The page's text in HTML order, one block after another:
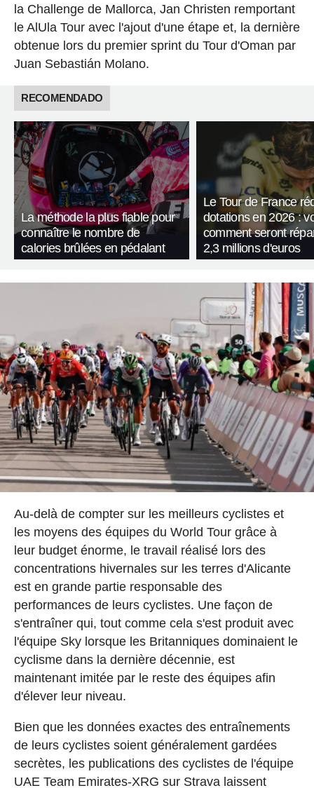
la Challenge de Mallorca, Jan Christen remportant
le AlUla Tour avec l'ajout d'une étape et, la dernière
obtenue lors du premier sprint du Tour d'Oman par
Juan Sebastián Molano.
RECOMENDADO
La méthode la plus fiable pour
connaître le nombre de
calories brûlées en pédalant
Le Tour de France
dotations en 2026 :
comment seront
2,3 millions d'euros
Au-delà de compter sur les meilleurs cyclistes et
les moyens des équipes du World Tour grâce à
leur budget énorme, le travail réalisé lors des
concentrations hivernales sur les terres d'Alicante
est en grande partie responsable des
performances de leurs cyclistes. Une façon de
s'entraîner qui, tout comme cela s'est produit avec
l'équipe Sky lorsque les Britanniques dominaient le
cyclisme dans la dernière décennie, est
maintenant imitée par le reste des équipes afin
d'élever leur niveau.
Bien que les données exactes des entraînements
de leurs cyclistes soient généralement gardées
secrètes, les publications des cyclistes de l'équipe
UAE Team Emirates-XRG sur Strava laissent